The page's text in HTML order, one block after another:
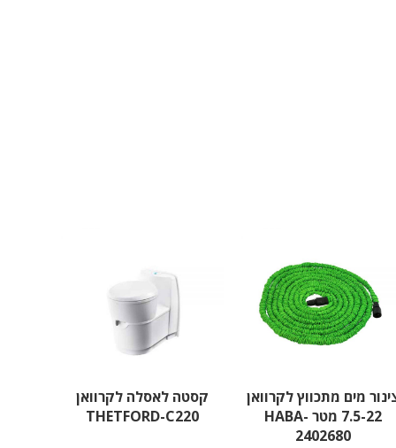
מים מתכווץ לקרוואן
7.5-22 מטר HABA-
2402680
קסטה לאסלה לקרוואן
THETFORD-C220